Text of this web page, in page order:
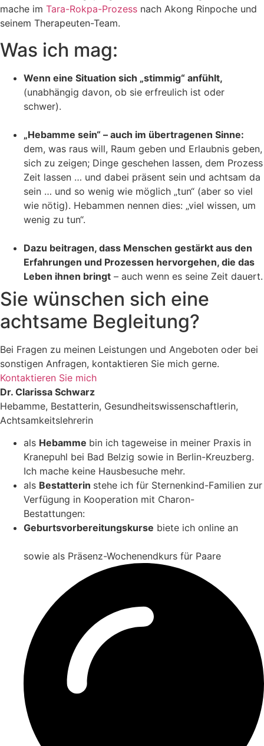
mache im Tara-Rokpa-Prozess nach Akong Rinpoche und
seinem Therapeuten-Team.
Was ich mag:
Wenn eine Situation sich „stimmig“ anfühlt,
(unabhängig davon, ob sie erfreulich ist oder
schwer).
„Hebamme sein“ – auch im übertragenen Sinne:
dem, was raus will, Raum geben und Erlaubnis geben,
sich zu zeigen; Dinge geschehen lassen, dem Prozess
Zeit lassen … und dabei präsent sein und achtsam da
sein … und so wenig wie möglich „tun“ (aber so viel
wie nötig). Hebammen nennen dies: „viel wissen, um
wenig zu tun“.
Dazu beitragen, dass Menschen gestärkt aus den
Erfahrungen und Prozessen hervorgehen, die das
Leben ihnen bringt – auch wenn es seine Zeit dauert.
Sie wünschen sich eine
achtsame Begleitung?
Bei Fragen zu meinen Leistungen und Angeboten oder bei
sonstigen Anfragen, kontaktieren Sie mich gerne.
Kontaktieren Sie mich
Dr. Clarissa Schwarz
Hebamme, Bestatterin, Gesundheitswissenschaftlerin,
Achtsamkeitslehrerin
als Hebamme bin ich tageweise in meiner Praxis in
Kranepuhl bei Bad Belzig sowie in Berlin-Kreuzberg.
Ich mache keine Hausbesuche mehr.
als Bestatterin stehe ich für Sternenkind-Familien zur
Verfügung in Kooperation mit Charon-
Bestattungen:
Geburtsvorbereitungskurse biete ich online an
sowie als Präsenz-Wochenendkurs für Paare